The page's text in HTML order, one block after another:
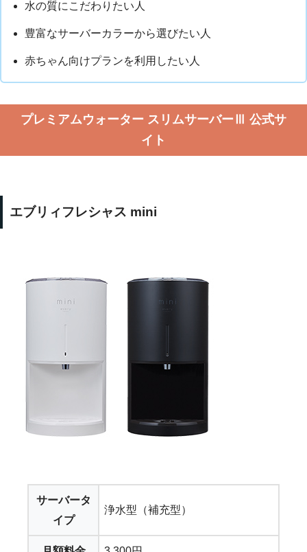
水の質にこだわりたい人
豊富なサーバーカラーから選びたい人
赤ちゃん向けプランを利用したい人
プレミアムウォーター スリムサーバーⅢ 公式サ
イト
エブリィフレシャス mini
サーバータ
イプ
浄水型（補充型）